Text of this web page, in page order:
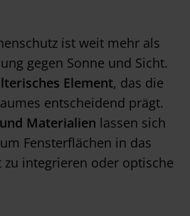
ist weit mehr als
gegen Sonne und Sicht.
Element, das die
entscheidend prägt.
Materialien lassen sich
Fensterflächen in das
zu integrieren oder optische